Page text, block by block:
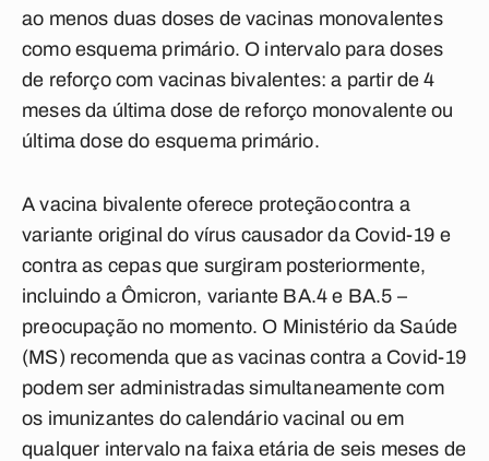
ao menos duas doses de vacinas monovalentes
como esquema primário. O intervalo para doses
de reforço com vacinas bivalentes: a partir de 4
meses da última dose de reforço monovalente ou
última dose do esquema primário.
A vacina bivalente oferece proteção contra a
variante original do vírus causador da Covid-19 e
contra as cepas que surgiram posteriormente,
incluindo a Ômicron, variante BA.4 e BA.5 –
preocupação no momento. O Ministério da Saúde
(MS) recomenda que as vacinas contra a Covid-19
podem ser administradas simultaneamente com
os imunizantes do calendário vacinal ou em
qualquer intervalo na faixa etária de seis meses de